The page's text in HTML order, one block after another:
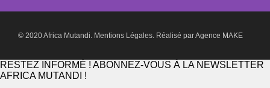
© 2020 Africa Mutandi. Mentions Légales. Réalisé parAgence MAKE
RESTEZ INFORMÉ ! ABONNEZ-VOUS À LA NEWSLETTER
AFRICA MUTANDI !